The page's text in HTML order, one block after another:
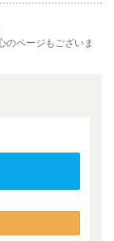
のページもございま